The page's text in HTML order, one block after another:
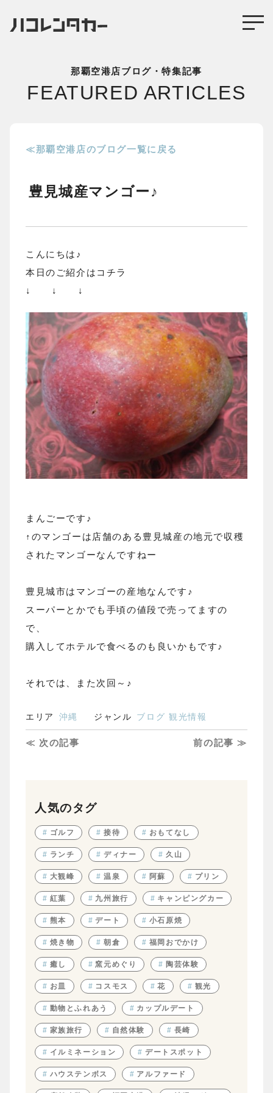
那覇空港店ブログ・特集記事
FEATURED ARTICLES
≪那覇空港店のブログ一覧に戻る
豊見城産マンゴー♪
こんにちは♪
本日のご紹介はコチラ
↓ ↓ ↓
まんごーです♪
↑のマンゴーは店舗のある豊見城産の地元で収穫
されたマンゴーなんですねー
豊見城市はマンゴーの産地なんです♪
スーパーとかでも手頃の値段で売ってますの
で、
購入してホテルで食べるのも良いかもです♪
それでは、また次回～♪
エリア 沖縄 ジャンル ブログ 観光情報
≪ 次の記事 前の記事 ≫
人気のタグ
# ゴルフ # 接待 # おもてなし
# ランチ # ディナー # 久山
# 大観峰 # 温泉 # 阿蘇 # プリン
# 紅葉 # 九州旅行 # キャンピングカー
# 熊本 # デート # 小石原焼
# 焼き物 # 朝倉 # 福岡おでかけ
# 癒し # 窯元めぐり # 陶芸体験
# お皿 # コスモス # 花 # 観光
# 動物とふれあう # カップルデート
# 家族旅行 # 自然体験 # 長崎
# イルミネーション # デートスポット
# ハウステンボス # アルファード